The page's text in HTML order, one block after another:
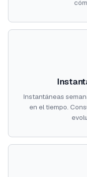
Instantáneas
en el tiempo.